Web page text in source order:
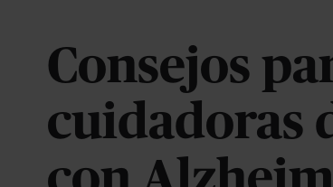
Consejos
cuidadoras